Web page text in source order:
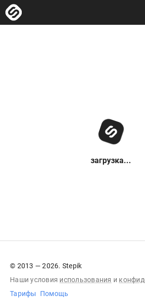
загрузка...
© 2013 — 2026. Stepik
Наши условия использования и
Тарифы
Помощь